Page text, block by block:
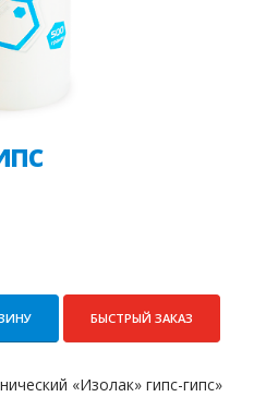
БЫСТРЫЙ ЗАКАЗ
«Изолак» гипс-гипс»